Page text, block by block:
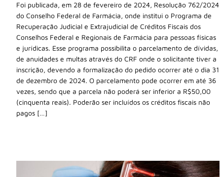
Foi publicada, em 28 de fevereiro de 2024, Resolução 762/2024
do Conselho Federal de Farmácia, onde institui o Programa de
Recuperação Judicial e Extrajudicial de Créditos Fiscais dos
Conselhos Federal e Regionais de Farmácia para pessoas físicas
e jurídicas. Esse programa possibilita o parcelamento de dívidas,
de anuidades e multas através do CRF onde o solicitante tiver a
inscrição, devendo a formalização do pedido ocorrer até o dia 31
de dezembro de 2024. O parcelamento pode ocorrer em até 36
vezes, sendo que a parcela não poderá ser inferior a R$50,00
(cinquenta reais). Poderão ser incluídos os créditos fiscais não
pagos […]